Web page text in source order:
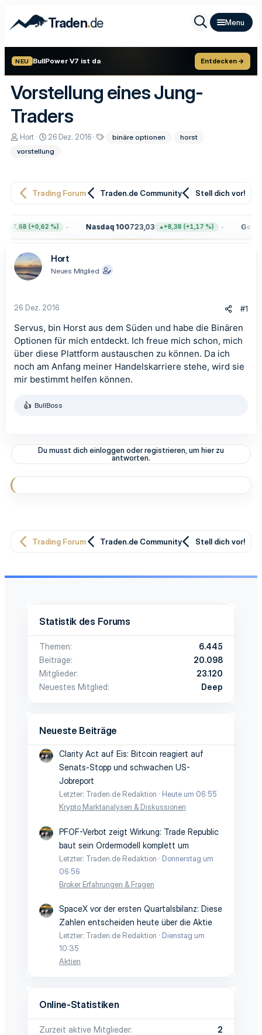
Traden.de
NEU BullPower V7 ist da Entdecken →
Vorstellung eines Jung-
Traders
E
s
l
Hort
E
s
l
26 Dez. 2016
w
e
binäre optionen
horst
vorstellung
Trading Forum Traden.de Community Stell dich vor!
+47,68 (+0,62 %) Nasdaq 100723,03 +8,38 (+1,17 %) Gold
Hort
Neues Mitglied
26 Dez. 2016 #1
Servus, bin Horst aus dem Süden und habe die Binären
Optionen für mich entdeckt. Ich freue mich schon, mich
über diese Plattform austauschen zu können. Da ich
noch am Anfang meiner Handelskarriere stehe, wird sie
mir bestimmt helfen können.
R
t
o
n
n
BullBoss
Du musst dich einloggen oder registrieren, um hier zu
antworten.
Trading Forum Traden.de Community Stell dich vor!
Statistik des Forums
Themen
6.445
Beiträge
20.098
Mitglieder
23.120
Neuestes Mitglied
Deep
Neueste Beiträge
Clarity Act auf Eis: Bitcoin reagiert auf
Senats-Stopp und schwachen US-
Jobreport
Letzter: Traden.de Redaktion
Heute um 06:55
Krypto Marktanalysen & Diskussionen
PFOF-Verbot zeigt Wirkung: Trade Republic
baut sein Ordermodell komplett um
Letzter: Traden.de Redaktion
Donnerstag um
06:56
Broker Erfahrungen & Fragen
SpaceX vor der ersten Quartalsbilanz: Diese
Zahlen entscheiden heute über die Aktie
Letzter: Traden.de Redaktion
Dienstag um
10:35
Aktien
Online-Statistiken
Zurzeit aktive Mitglieder
2